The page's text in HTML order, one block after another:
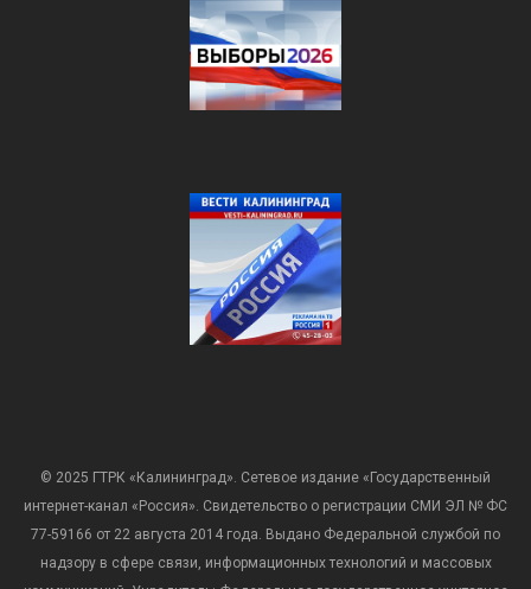
© 2025 ГТРК «Калининград». Сетевое издание «Государственный
интернет-канал «Россия». Свидетельство о регистрации СМИ ЭЛ № ФС
77-59166 от 22 августа 2014 года. Выдано Федеральной службой по
надзору в сфере связи, информационных технологий и массовых